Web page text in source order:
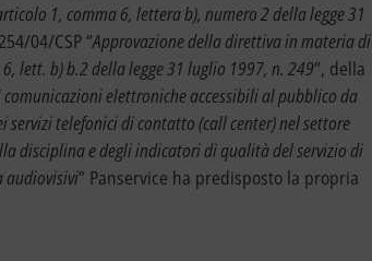
1, comma 6, lettera b), numero 2 della legge 31
04/CSP “Approvazione della direttiva in materia di
lett. b) b.2 della legge 31 luglio 1997, n. 249”, della
elettroniche accessibili al pubblico da
telefonici di contatto (call center) nel settore
disciplina e degli indicatori di qualità del servizio di
audiovisivi” Panservice ha predisposto la propria